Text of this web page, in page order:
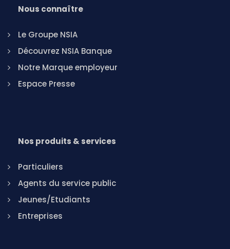
Nous connaître
Le Groupe NSIA
Découvrez NSIA Banque
Notre Marque employeur
Espace Presse
Nos produits & services
Particuliers
Agents du service public
Jeunes/Etudiants
Entreprises